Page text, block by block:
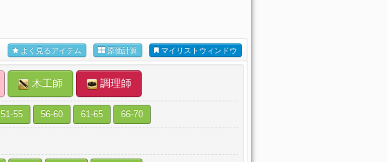
マイリストウィンドウ
原価計算
よく見るアイテム
木工師 調理師
51-55 56-60 61-65 66-70